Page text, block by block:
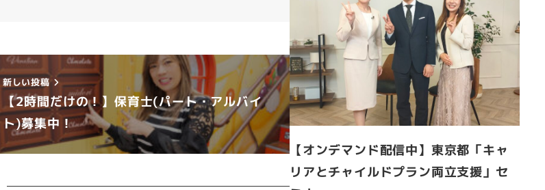
新しい投稿
【2時間だけの！】保育士(パート・アルバイ
ト)募集中！
【オンデマンド配信中】東京都「キャ
リアとチャイルドプラン両立支援」セ